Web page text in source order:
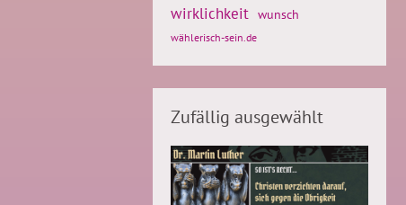
wirklichkeit wunsch
wählerisch-sein.de
Zufällig ausgewählt